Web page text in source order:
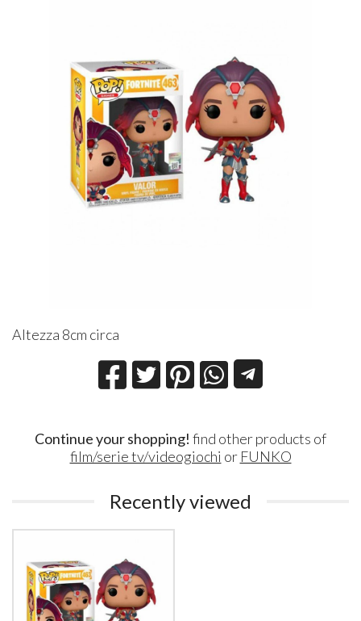
Altezza 8cm circa
Continue your shopping! find other products of
film/serie tv/videogiochi or FUNKO
Recently viewed